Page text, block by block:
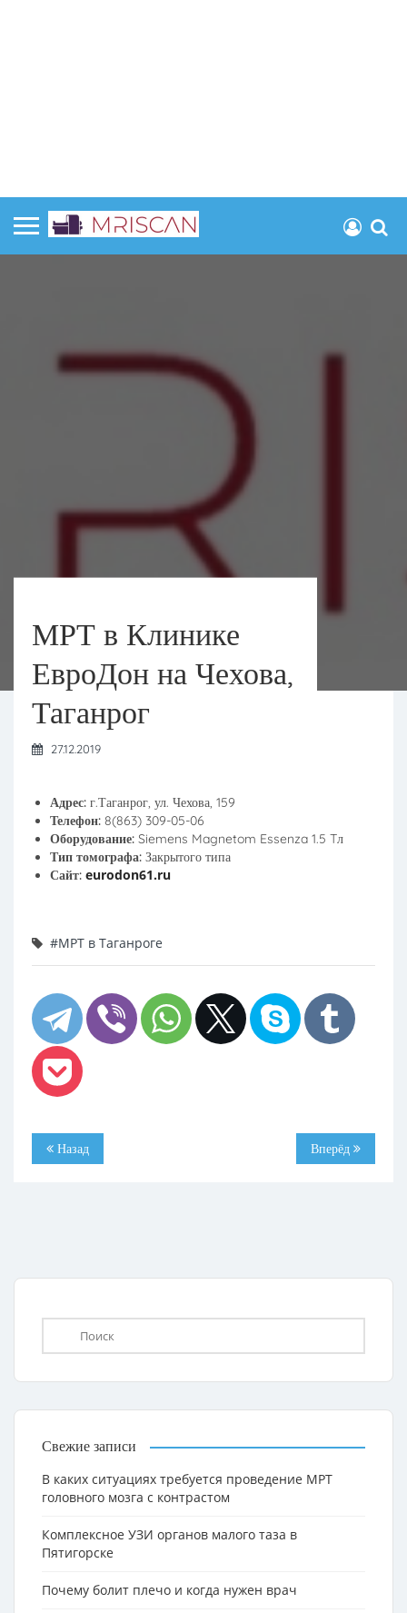
МРТ в Клинике
ЕвроДон на Чехова,
Таганрог
27.12.2019
Адрес: г.Таганрог, ул. Чехова, 159
Телефон: 8(863) 309-05-06
Оборудование: Siemens Magnetom Essenza 1.5 Tл
Тип томографа: Закрытого типа
Сайт: eurodon61.ru
#МРТ в Таганроге
Назад Вперёд
Свежие записи
В каких ситуациях требуется проведение МРТ
головного мозга с контрастом
Комплексное УЗИ органов малого таза в
Пятигорске
Почему болит плечо и когда нужен врач